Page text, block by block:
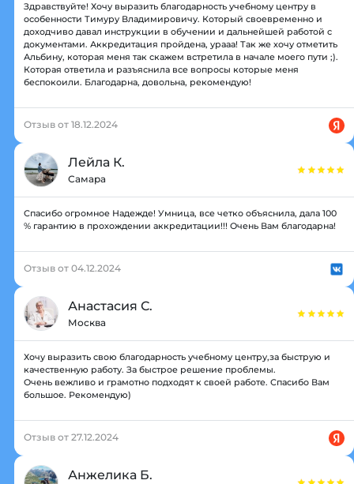
Здравствуйте! Хочу выразить благодарность учебному центру в
особенности Тимуру Владимировичу. Который своевременно и
доходчиво давал инструкции в обучении и дальнейшей работой с
документами. Аккредитация пройдена, урааа! Так же хочу отметить
Альбину, которая меня так скажем встретила в начале моего пути ;).
Которая ответила и разъяснила все вопросы которые меня
беспокоили. Благодарна, довольна, рекомендую!
Отзыв от 18.12.2024
Лейла К.
Самара
Спасибо огромное Надежде! Умница, все четко объяснила, дала 100
% гарантию в прохождении аккредитации!!! Очень Вам благодарна!
Отзыв от 04.12.2024
Анастасия С.
Москва
Хочу выразить свою благодарность учебному центру,за быструю и
качественную работу. За быстрое решение проблемы.
Очень вежливо и грамотно подходят к своей работе. Спасибо Вам
большое. Рекомендую)
Отзыв от 27.12.2024
Анжелика Б.